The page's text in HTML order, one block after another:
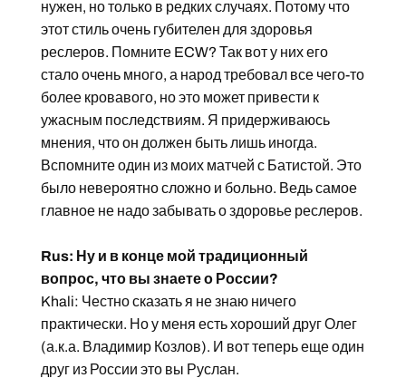
нужен, но только в редких случаях. Потому что
этот стиль очень губителен для здоровья
реслеров. Помните ECW? Так вот у них его
стало очень много, а народ требовал все чего-то
более кровавого, но это может привести к
ужасным последствиям. Я придерживаюсь
мнения, что он должен быть лишь иногда.
Вспомните один из моих матчей с Батистой. Это
было невероятно сложно и больно. Ведь самое
главное не надо забывать о здоровье реслеров.
Rus: Ну и в конце мой традиционный
вопрос, что вы знаете о России?
Khali: Честно сказать я не знаю ничего
практически. Но у меня есть хороший друг Олег
(а.к.а. Владимир Козлов). И вот теперь еще один
друг из России это вы Руслан.